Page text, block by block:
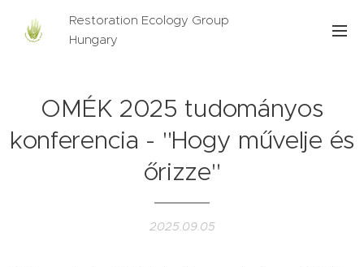
Restoration Ecology Group
Hungary
OMÉK 2025 tudományos
konferencia - "Hogy művelje és
őrizze"
2025.09.05